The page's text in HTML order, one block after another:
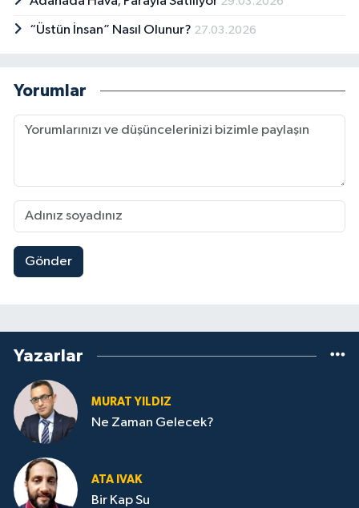
“Üstün İnsan” Nasıl Olunur? 27.03.2026
Yorumlar
Gönder
Yazarlar
MURAT YILDIZ
Ne Zaman Gelecek?
ATA IVAK
Bir Kap Su